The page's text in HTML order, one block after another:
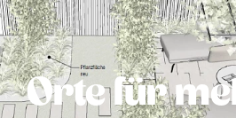
Orte für